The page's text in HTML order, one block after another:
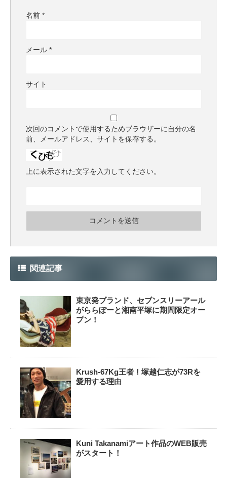
名前 *
メール *
サイト
次回のコメントで使用するためブラウザーに自分の名
前、メールアドレス、サイトを保存する。
上に表示された文字を入力してください。
関連記事
東京発ブランド、セブンスリーアール
がららぽーと湘南平塚に期間限定オー
プン！
Krush-67Kg王者！塚越仁志が73Rを
愛用する理由
Kuni Takanamiアート作品のWEB販売
がスタート！